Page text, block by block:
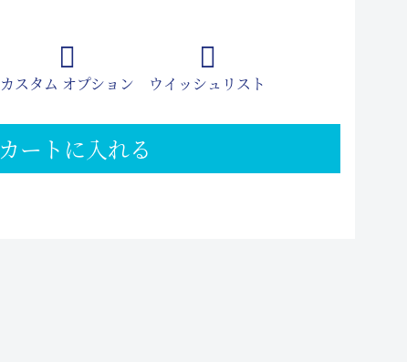
カスタム オプション ウイッシュリスト
カートに入れる